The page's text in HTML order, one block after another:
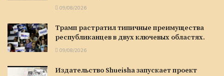
09/08/2026
Трамп растратил типичные преимущества
республиканцев в двух ключевых областях.
09/08/2026
Издательство Shueisha запускает проект